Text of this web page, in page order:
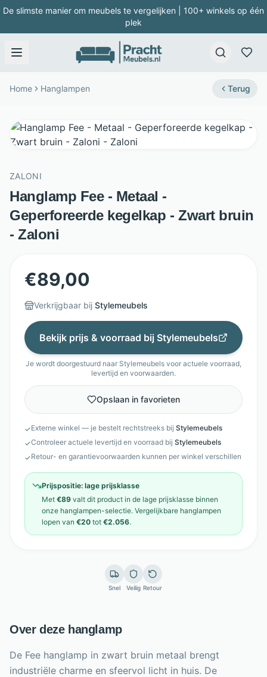
De slimste manier om meubels te vergelijken | 100+ winkels op één
plek
Home Hanglampen Terug
ZALONI
Hanglamp Fee - Metaal -
Geperforeerde kegelkap - Zwart bruin
- Zaloni
€89,00
Verkrijgbaar bij Stylemeubels
Bekijk prijs & voorraad bij Stylemeubels
Je wordt doorgestuurd naar Stylemeubels voor actuele voorraad,
levertijd en voorwaarden.
Opslaan in favorieten
✓Externe winkel — je bestelt rechtstreeks bij Stylemeubels
✓Controleer actuele levertijd en voorraad bij Stylemeubels
✓Retour- en garantievoorwaarden kunnen per winkel verschillen
Prijspositie: lage prijsklasse
Met €89 valt dit product in de lage prijsklasse binnen
onze hanglampen-selectie. Vergelijkbare hanglampen
lopen van €20 tot €2.056.
Snel Veilig Retour
Over deze hanglamp
De Fee hanglamp in zwart bruin metaal brengt
industriële charme en sfeervol licht in huis. De